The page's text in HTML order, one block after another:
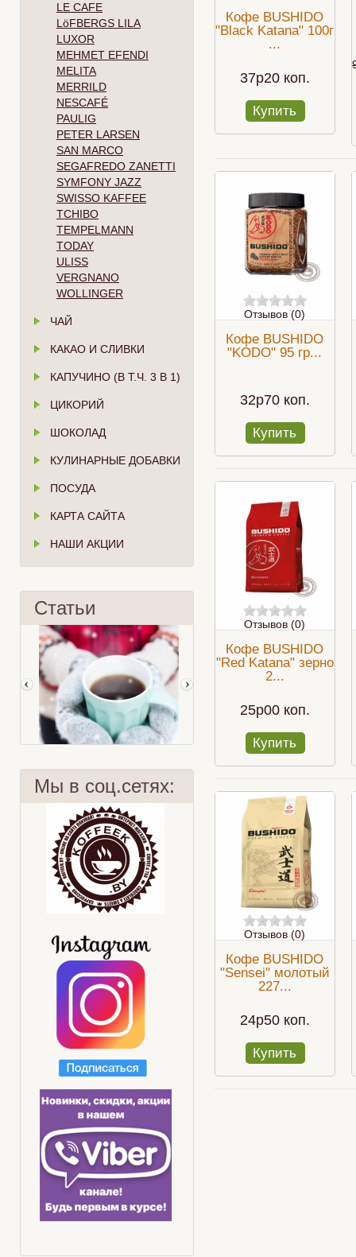
LE CAFE
LöFBERGS LILA
LUXOR
MEHMET EFENDI
MELITA
MERRILD
NESCAFÉ
PAULIG
PETER LARSEN
SAN MARCO
SEGAFREDO ZANETTI
SYMFONY JAZZ
SWISSO KAFFEE
TCHIBO
TEMPELMANN
TODAY
ULISS
VERGNANO
WOLLINGER
ЧАЙ
КАКАО И СЛИВКИ
КАПУЧИНО (В Т.Ч. 3 В 1)
ЦИКОРИЙ
ШОКОЛАД
КУЛИНАРНЫЕ ДОБАВКИ
ПОСУДА
КАРТА САЙТА
НАШИ АКЦИИ
Статьи
9 заблуждений Рецепты с чаем Lipton
Мы в соц.сетях:
Кофе BUSHIDO
"Black Katana" 100г
...
37p20 коп.
Купить
Отзывов (0)
Кофе BUSHIDO
"KODO" 95 гр...
32p70 коп.
Купить
Отзывов (0)
Кофе BUSHIDO
"Red Katana" зерно
2...
25p00 коп.
Купить
Отзывов (0)
Кофе BUSHIDO
"Sensei" молотый
227...
24p50 коп.
Купить